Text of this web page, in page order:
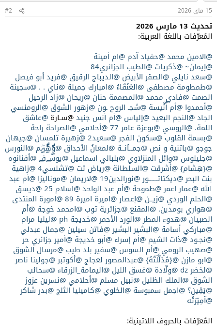
15 ماي 2026 #2
تحديث 13 مارس 2026
المُعرّفات باللغة العربية:
@الامين محمد@حفياد آدم @ام أمينة
@إيمان~@ذكريات @الطيب الجزائري84
@سعد نايلي @الصقر الأبيض @الديباج الرقيق @فريد أبو فيصل
@طمطومة مصطفى @العَنْقَاءُ @امبارك جميلة @ناي . . @سجينة
الصمت @فادي محمد@المصممة حنان @ريحان @زاد الرحيل
@أحمدوا @أم أُنٌَيسة @شجـ الروح ـون @زهور الشوق @الرومنسي
الجاد@النجم البعيد@إلياس @أم أنس جنيد@سـارة @عاشق
اللمة. @الروسي @بوعزة عامر 77 @أحلامي @الصراحة راحة
@بسمة القلوب@سكون الفجر@سعيد2 @زهيرة تلمسان @جيهان
جوجو @باتنية و نص @جمــآنــة @لمعانُ الأحداق @وۣۗهۣۗہۣۗم @النورس
@جليلوس @وائل المنزلاوي @بلبالي اسماعيل @يوسےفے@أفنانوه
@{هِشام}@أشرقت @السلطانة @رياض تت @تشلسي4 @زاهية
بنت البحر@ديكتاتــــــور@نورالدين19 @لاريمان @موناليزا @أم عبد
الله @عمار اعمر@طموحة @أم عبد الواحد@اسلام 25 @ديسق
@الحلم الوردي @زيــن @إعصار@اميرة اميرة 89 @امورة المنتدى
@هواري بومدين. @المقنع @جزائرية توب @امحمد خوجة @أم
الصبيان@هدوء المطر@الورد الأحمر@خديجة ph @ليليا مرام
@مباركي أسامة @البشير البشير@فاتن سيلين @جمال عبدلي
@نجـود@ذات الشيم @أم إسراء @أبو خديجة @أمير جزائري حر
@صهيب الرومي @أم السوس @سفير بلد طيب @مرسال الشوق
@ابو مازن @{مُدَلَّلَتُهُ}@عبدالمصور لعجاج@أكوتبر@جولينا ناصر
@لخضر dz @ولّادة @غسق الليل @اليمامة_الزرقاء @سحائب
الشوق @الملك الظليل @نبيل مسلم @أحلامي @نسرين عزوز
@يَقِين؟ @اجمل سمبوسة @الخلوي @كاميليا الثلج@بدر شاكر
@آمِيْرَتُه
المُعرّفات بالحروف اللاتينية: